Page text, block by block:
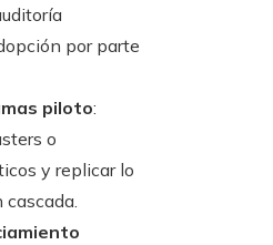
por parte
piloto:
o
y replicar lo
cascada.